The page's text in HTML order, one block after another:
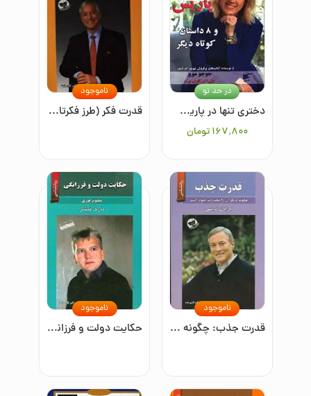
دختری تنها در پاریس (شهر امید و ناامیدی) و 8 داستان کوتاه دیگر
۱۶۷٬۸۰۰ تومان
در حد نو
قدرت فکر (طرز فکرتان را عوض کنید تا زندگیتان عوض شود)
ناموجود
قدرت جذب: چگونه دیگران را مجذوب خود کنیم
ناموجود
حکایت دولت و فرزانگی (میلیونر فوری)
ناموجود